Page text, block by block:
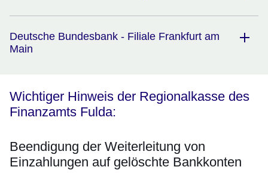
Deutsche Bundesbank - Filiale Frankfurt am
Main
Wichtiger Hinweis der Regionalkasse des
Finanzamts Fulda:
Beendigung der Weiterleitung von
Einzahlungen auf gelöschte Bankkonten